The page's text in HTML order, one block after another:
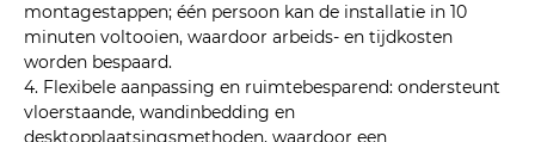
montagestappen; één persoon kan de installatie in 10
minuten voltooien, waardoor arbeids- en tijdkosten
worden bespaard.
4. Flexibele aanpassing en ruimtebesparend: ondersteunt
vloerstaande, wandinbedding en
desktopplaatsingsmethoden, waardoor een